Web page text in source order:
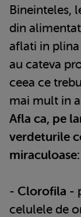
Bineinteles,
din
aflati in plina
au cateva
ceea ce
mai mult in
Afla ca, pe
verdeturile
miraculoase:
- Clorofila -
celulele de